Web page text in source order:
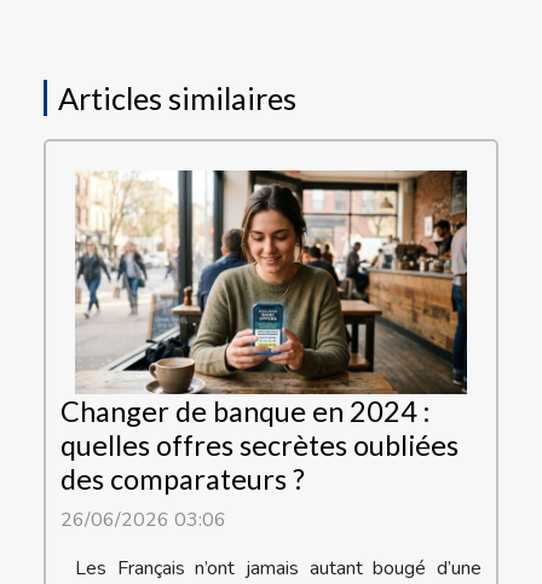
Articles similaires
Changer de banque en 2024 :
quelles offres secrètes oubliées
des comparateurs ?
26/06/2026 03:06
Les Français n’ont jamais autant bougé d’une